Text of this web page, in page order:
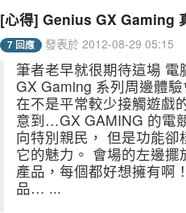
[心得] Genius GX Gaming
7 回應 發表於 2012-08-29 05:15
筆者老早就很期待這場
GX Gaming 系列周邊體
在不是平常較少接觸遊戲
意到…GX GAMING 的電
向特別親民， 但是功能
它的魅力。 會場的左邊
產品，每個都好想擁有啊
品… ...